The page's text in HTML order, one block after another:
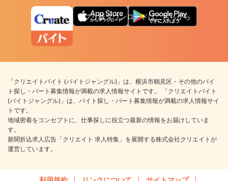
アプリ版ダウンロードはこちらから
「クリエイトバイト (バイトジャングル)」は、横浜市鶴見区・その他のバイ
ト探し・パート募集情報が満載の求人情報サイトです。 「クリエイトバイト
(バイトジャングル)」は、バイト探し・パート募集情報が満載の求人情報サイ
トです。
地域密着をコンセプトに、仕事探しに役立つ最新の情報をお届けしていま
す。
新聞折込求人広告「クリエイト 求人特集」を展開する株式会社クリエイトが
運営しています。